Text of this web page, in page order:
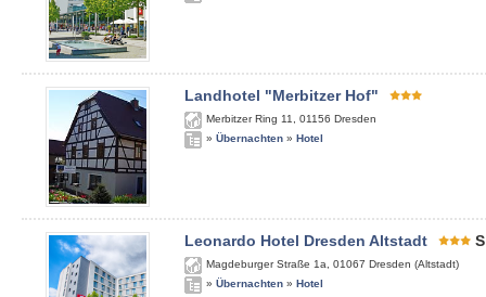
Landhotel "Merbitzer Hof"
Merbitzer Ring 11 01156 Dresden
» Übernachten » Hotel
Leonardo Hotel Dresden Altstadt S
Magdeburger Straße 1a 01067 Dresden (Altstadt)
» Übernachten » Hotel